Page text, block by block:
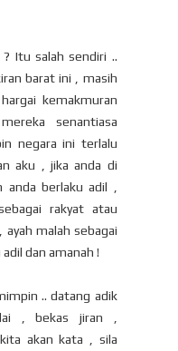
Itu salah sendiri ..
barat ini , masih
kemakmuran
senantiasa
negara ini terlalu
aku , jika anda di
berlaku adil ,
rakyat atau
ayah malah sebagai
dan amanah !
.. datang adik
, bekas jiran ,
akan kata , sila